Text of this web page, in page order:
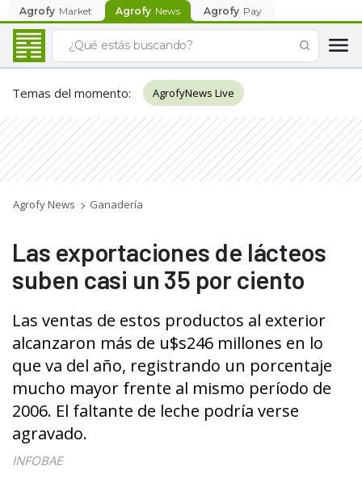
Agrofy Market Agrofy News Agrofy Pay
Temas del momento: AgrofyNews Live
Agrofy News Ganadería
Las exportaciones de lácteos
suben casi un 35 por ciento
Las ventas de estos productos al exterior
alcanzaron más de u$s246 millones en lo
que va del año, registrando un porcentaje
mucho mayor frente al mismo período de
2006. El faltante de leche podría verse
agravado.
INFOBAE